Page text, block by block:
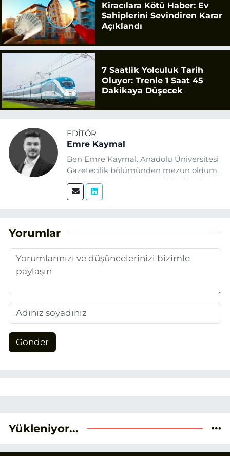
Kiracılara Kötü Haber: Ev
Sahiplerini Sevindiren Karar
Açıklandı
7 Saatlik Yolculuk Tarih
Oluyor: Trenle 1 Saat 45
Dakikaya Düşecek
EDITÖR
Emre Kaymal
Ben Emre Kaymal. Anadolu Üniversitesi
Gazetecilik bölümünden mezun oldum.
Eğitim hayatım boyunca dijital içerik
üretimi ve arama motoru
temel alıyorum.
Yorumlar
Gönder
Yükleniyor...